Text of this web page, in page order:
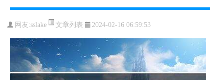
网友:sslake 文章列表 2024-02-16 06:59:53